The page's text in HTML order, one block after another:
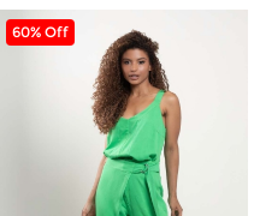
60% Off